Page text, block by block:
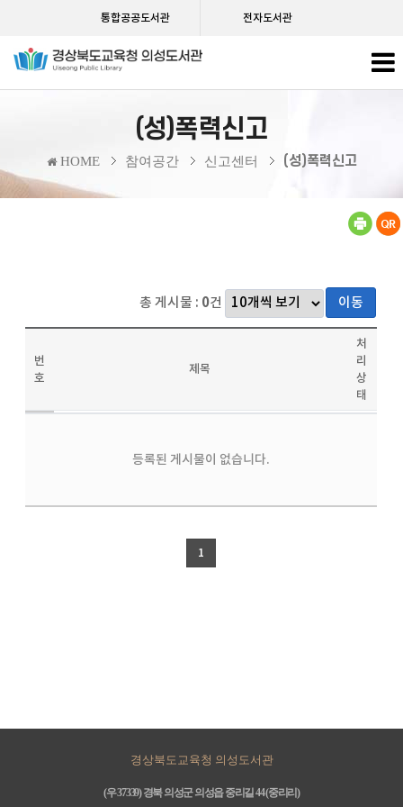
통합공공도서관 전자도서관
(성)폭력신고
HOME 참여공간 신고센터 (성)폭력신고
총 게시물 : 0건 이동
번
호
제목
처
리
상
태
등록된 게시물이 없습니다.
1
경상북도교육청 의성도서관
(우 37339) 경북 의성군 의성읍 중리길 44 (중리리)